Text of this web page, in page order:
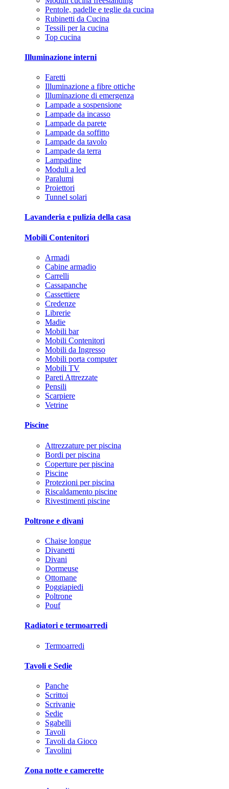
Pentole, padelle e teglie da cucina
Rubinetti da Cucina
Tessili per la cucina
Top cucina
Illuminazione interni
Faretti
Illuminazione a fibre ottiche
Illuminazione di emergenza
Lampade a sospensione
Lampade da incasso
Lampade da parete
Lampade da soffitto
Lampade da tavolo
Lampade da terra
Lampadine
Moduli a led
Paralumi
Proiettori
Tunnel solari
Lavanderia e pulizia della casa
Mobili Contenitori
Armadi
Cabine armadio
Carrelli
Cassapanche
Cassettiere
Credenze
Librerie
Madie
Mobili bar
Mobili Contenitori
Mobili da Ingresso
Mobili porta computer
Mobili TV
Pareti Attrezzate
Pensili
Scarpiere
Vetrine
Piscine
Attrezzature per piscina
Bordi per piscina
Coperture per piscina
Piscine
Protezioni per piscina
Riscaldamento piscine
Rivestimenti piscine
Poltrone e divani
Chaise longue
Divanetti
Divani
Dormeuse
Ottomane
Poggiapiedi
Poltrone
Pouf
Radiatori e termoarredi
Termoarredi
Tavoli e Sedie
Panche
Scrittoi
Scrivanie
Sedie
Sgabelli
Tavoli
Tavoli da Gioco
Tavolini
Zona notte e camerette